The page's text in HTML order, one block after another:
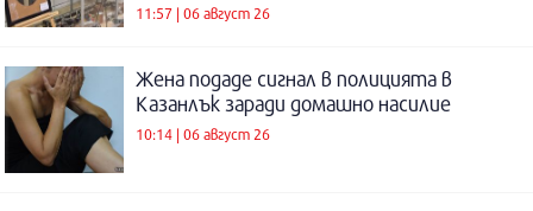
11:57 | 06 август 26
Жена подаде сигнал в полицията в
Казанлък заради домашно насилие
10:14 | 06 август 26